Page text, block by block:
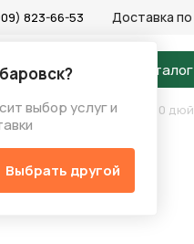
выбор услуг и
Выбрать другой
823-66-53 Доставка
Каталог
/Детские велосипеды 20